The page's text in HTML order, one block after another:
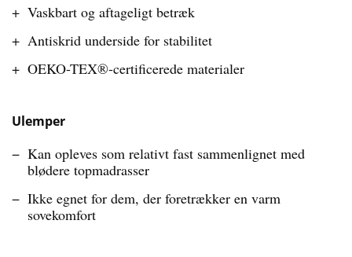
Vaskbart og aftageligt betræk
Antiskrid underside for stabilitet
OEKO-TEX®-certificerede materialer
Ulemper
Kan opleves som relativt fast sammenlignet med
blødere topmadrasser
Ikke egnet for dem, der foretrækker en varm
sovekomfort